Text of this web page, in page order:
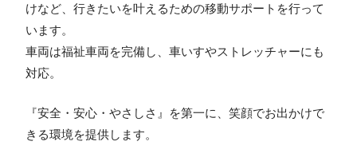
けなど、行きたいを叶えるための移動サポートを行って
います。
車両は福祉車両を完備し、車いすやストレッチャーにも
対応。
『安全・安心・やさしさ』を第一に、笑顔でお出かけで
きる環境を提供します。